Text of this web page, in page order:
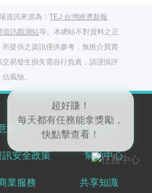
資訊來源為： TEJ 台灣經濟新報、
資訊觀測站等。本網站不對資料之正
提供之資訊僅供參考，無推介買賣
易發生損失需自行負責，請謹慎評
估風險。
見反饋 服務條款
訊安全政策 幫助中心
業服務 共享知識
超好賺！
每天都有任務能拿獎勵，
登入股感會員，閱讀
任一文章
出國就缺這咖？股